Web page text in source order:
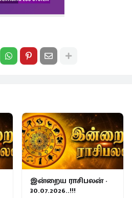
இன்றைய ராசிபலன் -
30.07.2026..!!!